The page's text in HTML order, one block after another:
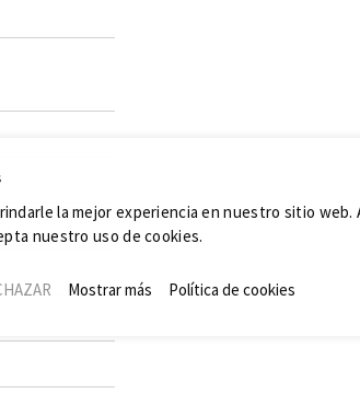
la mejor experiencia en nuestro sitio web.
nuestro uso de cookies.
Mostrar más Política de cookies